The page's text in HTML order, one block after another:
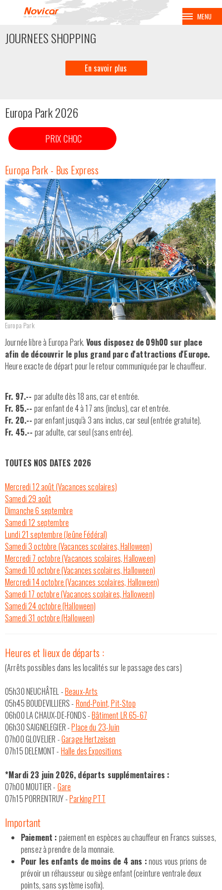
MENU
BALADES
BALNÉAIRES
AVION
EUROPA PARK
COUPE SPENGLER
DEMANDE D'OFFRE
CATALOGUE
Nos véhicules
Qui sommes-nous ?
Contactez-nous
JOURNEES SHOPPING
En savoir plus
Europa Park 2026
PRIX CHOC
Europa Park - Bus Express
Europa Park
Journée libre à Europa Park. Vous disposez de 09h00 sur place
afin de découvrir le plus grand parc d'attractions d'Europe.
Heure exacte de départ pour le retour communiquée par le chauffeur.
Fr. 97.-- par adulte dès 18 ans, car et entrée.
Fr. 85.-- par enfant de 4 à 17 ans (inclus), car et entrée.
Fr. 20.-- par enfant jusqu'à 3 ans inclus, car seul (entrée gratuite).
Fr. 45.-- par adulte, car seul (sans entrée).
TOUTES NOS DATES 2026
mercredi 12 août (Vacances scolaires)
samedi 29 août
dimanche 6 septembre
samedi 12 septembre
lundi 21 septembre (Jeûne Fédéral)
samedi 3 octobre (Vacances scolaires, Halloween)
mercredi 7 octobre (Vacances scolaires, Halloween)
samedi 10 octobre (Vacances scolaires, Halloween)
mercredi 14 octobre (Vacances scolaires, Halloween)
samedi 17 octobre (Vacances scolaires, Halloween)
samedi 24 octobre (Halloween)
samedi 31 octobre (Halloween)
Heures et lieux de départs :
(Arrêts possibles dans les localités sur le passage des cars)
05h30 NEUCHÂTEL -Beaux-Arts
05h45 BOUDEVILLIERS - Rond-Point, Pit-Stop
06h00 LA CHAUX-DE-FONDS -Bâtiment LR 65-67
06h30 SAIGNELEGIER -Place du 23-Juin
07h00 GLOVELIER -Garage Hertzeisen
07h15 DELEMONT - Halle des Expositions
*Mardi 23 juin 2026, départs supplémentaires :
07h00 MOUTIER - Gare
07h15 PORRENTRUY -Parking PTT
Important
Paiement : paiement en espèces au chauffeur en Francs suisses,
pensez à prendre de la monnaie.
Pour les enfants de moins de 4 ans :nous vous prions de
prévoir un réhausseur ou siège enfant (ceinture ventrale deux
points, sans système isofix).